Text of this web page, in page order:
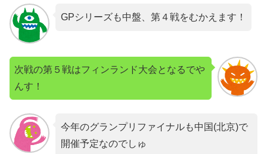
GPシリーズも中盤、第４戦をむかえます！
次戦の第５戦はフィンランド大会となるでや
んす！
今年のグランプリファイナルも中国(北京)で
開催予定なのでしゅ